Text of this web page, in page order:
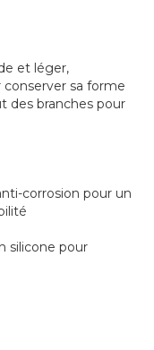
et léger,
sa forme
des branches pour
corrosion pour un
silicone pour